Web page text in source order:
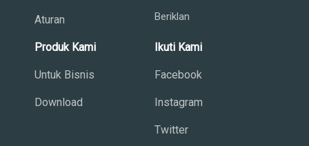
Aturan Beriklan
Produk Kami
Untuk Bisnis
Download
Ikuti Kami
Facebook
Instagram
Twitter